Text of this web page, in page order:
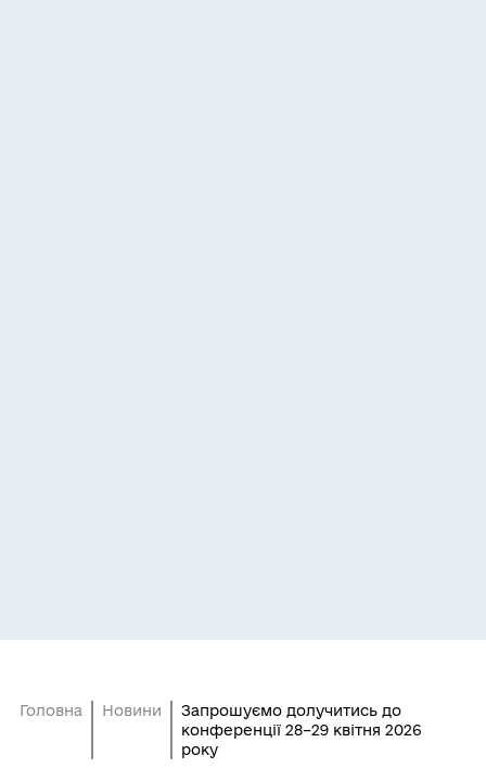
Головна Новини
Запрошуємо долучитись до
конференції 28–29 квітня 2026
року